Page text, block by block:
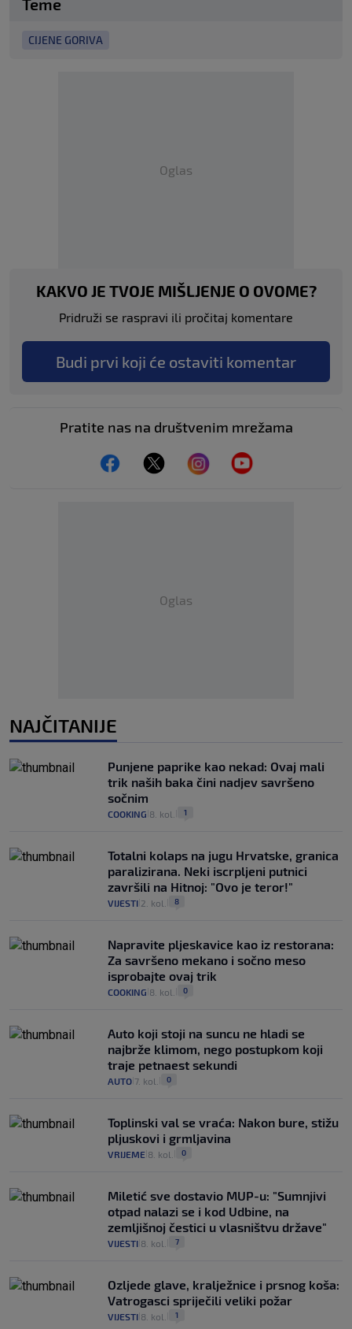
Teme
CIJENE GORIVA
Oglas
KAKVO JE TVOJE MIŠLJENJE O OVOME?
Pridruži se raspravi ili pročitaj komentare
Budi prvi koji će ostaviti komentar
Pratite nas na društvenim mrežama
Oglas
NAJČITANIJE
Punjene paprike kao nekad: Ovaj mali
trik naših baka čini nadjev savršeno
sočnim
COOKING 8. kol. 1
Totalni kolaps na jugu Hrvatske, granica
paralizirana. Neki iscrpljeni putnici
završili na Hitnoj: "Ovo je teror!"
VIJESTI 2. kol. 8
Napravite pljeskavice kao iz restorana:
Za savršeno mekano i sočno meso
isprobajte ovaj trik
COOKING 8. kol. 0
Auto koji stoji na suncu ne hladi se
najbrže klimom, nego postupkom koji
traje petnaest sekundi
AUTO 7. kol. 0
Toplinski val se vraća: Nakon bure, stižu
pljuskovi i grmljavina
VRIJEME 8. kol. 0
Miletić sve dostavio MUP-u: "Sumnjivi
otpad nalazi se i kod Udbine, na
zemljišnoj čestici u vlasništvu države"
VIJESTI 8. kol. 7
Ozljede glave, kralježnice i prsnog koša:
Vatrogasci spriječili veliki požar
VIJESTI 8. kol. 1